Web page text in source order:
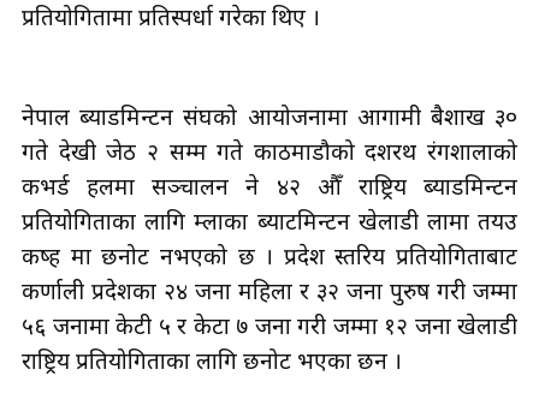
प्रतियोगितामा प्रतिस्पर्धा गरेका थिए ।
नेपाल ब्याडमिन्टन संघको आयोजनामा आगामी बैशाख ३०
गते देखी जेठ २ सम्म गते काठमाडौको दशरथ रंगशालाको
कभर्ड हलमा सञ्चालन हुने ४२ औँ राष्ट्रिय ब्याडमिन्टन
प्रतियोगिताका लागि हुम्लाका ब्याटमिन्टन खेलाडी लामा तयउ
कष्ह मा छनोट हुनभएको छ । प्रदेश स्तरिय प्रतियोगिताबाट
कर्णाली प्रदेशका २४ जना महिला र ३२ जना पुरुष गरी जम्मा
५६ जनामा केटी ५ र केटा ७ जना गरी जम्मा १२ जना खेलाडी
राष्ट्रिय प्रतियोगिताका लागि छनोट भएका छन ।